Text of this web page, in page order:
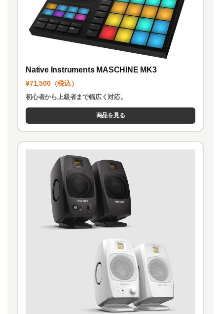
Native Instruments MASCHINE MK3
¥71,500（税込）
初心者から上級者まで幅広く対応。
商品を見る